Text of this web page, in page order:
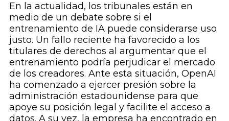
En la actualidad, los tribunales están en
medio de un debate sobre si el
entrenamiento de IA puede considerarse uso
justo. Un fallo reciente ha favorecido a los
titulares de derechos al argumentar que el
entrenamiento podría perjudicar el mercado
de los creadores. Ante esta situación, OpenAI
ha comenzado a ejercer presión sobre la
administración estadounidense para que
apoye su posición legal y facilite el acceso a
datos. A su vez, la empresa ha encontrado en